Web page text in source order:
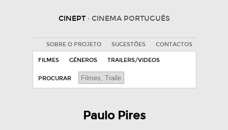
CINEPT · CINEMA PORTUGUÊS
SOBRE O PROJETO SUGESTÕES CONTACTOS
FILMES GÉNEROS TRAILERS/VIDEOS
PROCURAR
Paulo Pires